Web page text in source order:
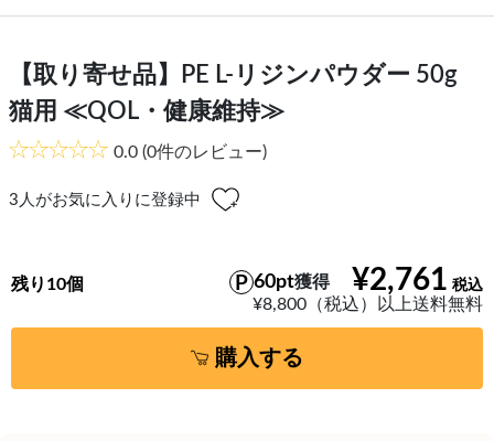
【取り寄せ品】PE L-リジンパウダー 50g
猫用 ≪QOL・健康維持≫
0.0 (0件のレビュー)
3 人がお気に入りに登録中
¥2,761
60pt獲得
¥8,800（税込）以上送料無料
残り10個
購入する